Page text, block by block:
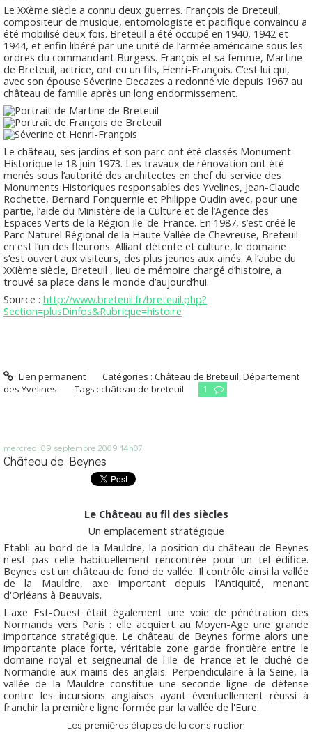
Le XXème siècle a connu deux guerres. François de Breteuil,
compositeur de musique, entomologiste et pacifique convaincu a
été mobilisé deux fois. Breteuil a été occupé en 1940, 1942 et
1944, et enfin libéré par une unité de l’armée américaine sous les
ordres du commandant Burgess. François et sa femme, Martine
de Breteuil, actrice, ont eu un fils, Henri-François. C’est lui qui,
avec son épouse Séverine Decazes a redonné vie depuis 1967 au
château de famille après un long endormissement.
Le château, ses jardins et son parc ont été classés Monument
Historique le 18 juin 1973. Les travaux de rénovation ont été
menés sous l’autorité des architectes en chef du service des
Monuments Historiques responsables des Yvelines, Jean-Claude
Rochette, Bernard Fonquernie et Philippe Oudin avec, pour une
partie, l’aide du Ministère de la Culture et de l’Agence des
Espaces Verts de la Région Ile-de-France. En 1987, s’est créé le
Parc Naturel Régional de la Haute Vallée de Chevreuse, Breteuil
en est l’un des fleurons. Alliant détente et culture, le domaine
s’est ouvert aux visiteurs, des plus jeunes aux ainés. A l’aube du
XXIème siècle, Breteuil , lieu de mémoire chargé d’histoire, a
trouvé sa place dans le monde d’aujourd’hui.
Source : http://www.breteuil.fr/breteuil.php?
Section=plusDinfos&Rubrique=histoire
Lien permanent Catégories :Château de Breteuil,Département
des Yvelines
Tags : château de breteuil 1
mercredi 09 septembre 2009 14h07
Château de Beynes
Le Château au fil des siècles
Un emplacement stratégique
Etabli au bord de la Mauldre, la position du château de Beynes
n'est pas celle habituellement rencontrée pour un tel édifice.
Beynes est un château de fond de vallée. Il contrôle ainsi la vallée
de la Mauldre, axe important depuis l'Antiquité, menant
d'Orléans à Beauvais.
L'axe Est-Ouest était également une voie de pénétration des
Normands vers Paris : elle acquiert au Moyen-Age une grande
importance stratégique. Le château de Beynes forme alors une
importante place forte, véritable zone garde frontière entre le
domaine royal et seigneurial de l'Ile de France et le duché de
Normandie aux mains des anglais. Perpendiculaire à la Seine, la
vallée de la Mauldre constitue une seconde ligne de défense
contre les incursions anglaises ayant éventuellement réussi à
franchir la première ligne formée par la vallée de l'Eure.
Les premières étapes de la construction